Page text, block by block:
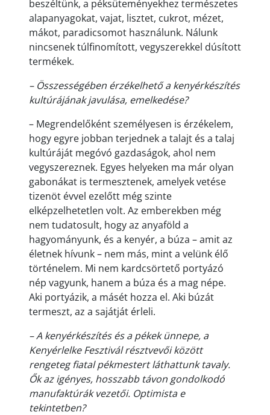
beszéltünk, a péksüteményekhez természetes
alapanyagokat, vajat, lisztet, cukrot, mézet,
mákot, paradicsomot használunk. Nálunk
nincsenek túlfinomított, vegyszerekkel dúsított
termékek.
– Összességében érzékelhető a kenyérkészítés
kultúrájának javulása, emelkedése?
– Megrendelőként személyesen is érzékelem,
hogy egyre jobban terjednek a talajt és a talaj
kultúráját megóvó gazdaságok, ahol nem
vegyszereznek. Egyes helyeken ma már olyan
gabonákat is termesztenek, amelyek vetése
tizenöt évvel ezelőtt még szinte
elképzelhetetlen volt. Az emberekben még
nem tudatosult, hogy az anyaföld a
hagyományunk, és a kenyér, a búza – amit az
életnek hívunk – nem más, mint a velünk élő
történelem. Mi nem kardcsörtető portyázó
nép vagyunk, hanem a búza és a mag népe.
Aki portyázik, a másét hozza el. Aki búzát
termeszt, az a sajátját érleli.
–A kenyérkészítés és a pékek ünnepe, a
Kenyérlelke Fesztivál résztvevői között
rengeteg fiatal pékmestert láthattunk tavaly.
Ők az igényes, hosszabb távon gondolkodó
manufaktúrák vezetői. Optimista e
tekintetben?